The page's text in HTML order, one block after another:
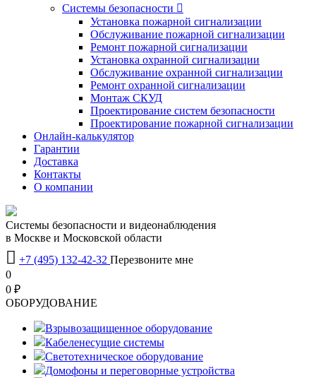
Системы безопасности 
Установка пожарной сигнализации
Обслуживание пожарной сигнализации
Ремонт пожарной сигнализации
Установка охранной сигнализации
Обслуживание охранной сигнализации
Ремонт охранной сигнализации
Монтаж СКУД
Проектирование систем безопасности
Проектирование пожарной сигнализации
Онлайн-калькулятор
Гарантии
Доставка
Контакты
О компании
Системы безопасности и видеонаблюдения
в Москве и Московской области
 +7 (495) 132-42-32 Перезвоните мне
0
0 ₽
OБОРУДОВАНИЕ
Взрывозащищенное оборудование
Кабеленесущие системы
Светотехническое оборудование
Домофоны и переговорные устройства